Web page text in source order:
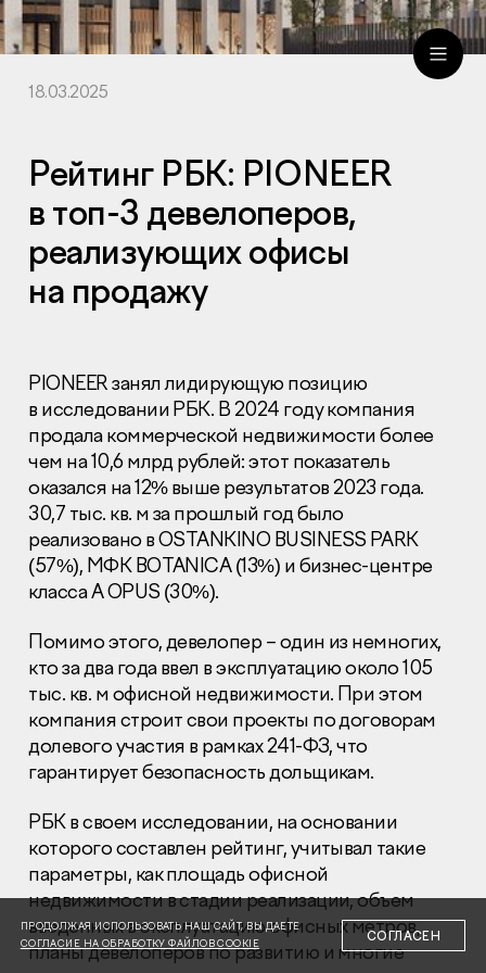
Раскрытие информации
Правовая информация
Сообщить о коррупции
Глaвный oфиc
+7 (495) 502 95 59
+7 (495) 641-35-35
Заказать звонок
© 2001-2026 Компания «Пионер»
18.03.2025
Рейтинг РБК: PIONEER
в топ-3 девелоперов,
реализующих офисы
на продажу
PIONEER занял лидирующую позицию
в исследовании РБК. В 2024 году компания
продала коммерческой недвижимости более
чем на 10,6 млрд рублей: этот показатель
оказался на 12% выше результатов 2023 года.
30,7 тыс. кв. м за прошлый год было
реализовано в OSTANKINO BUSINESS PARK
(57%), МФК BOTANICA (13%) и бизнес-центре
класса А OPUS (30%).
Помимо этого, девелопер – один из немногих,
кто за два года ввел в эксплуатацию около 105
тыс. кв. м офисной недвижимости. При этом
компания строит свои проекты по договорам
долевого участия в рамках 241-ФЗ, что
гарантирует безопасность дольщикам.
РБК в своем исследовании, на основании
которого составлен рейтинг, учитывал такие
параметры, как площадь офисной
недвижимости в стадии реализации, объем
введенных в эксплуатацию офисных метров,
планы девелоперов по развитию и многие
ПРОДОЛЖАЯ ИСПОЛЬЗОВАТЬ НАШ САЙТ, ВЫ ДАЕТЕ
СОГЛАСИЕ НА ОБРАБОТКУ ФАЙЛОВ COOKIE
СОГЛАСЕН